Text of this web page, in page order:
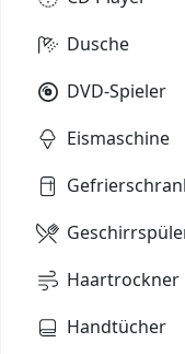
Dusche
DVD-Spieler
Eismaschine
Haartrockner
Handtücher